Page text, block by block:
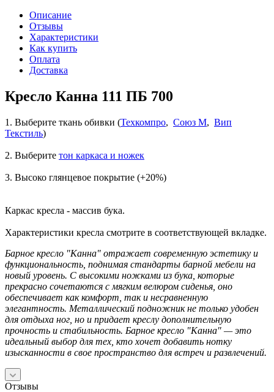
Описание
Отзывы
Характеристики
Как купить
Оплата
Доставка
Кресло Канна 111 ПБ 700
1. Выберите ткань обивки (Техкомпро, Союз М, Вип
Текстиль)
2. Выберите тон каркаса и ножек
3. Высоко глянцевое покрытие (+20%)
Каркас кресла - массив бука.
Характеристики кресла смотрите в соответствующей вкладке.
Барное кресло "Канна" отражает современную эстетику и
функциональность, поднимая стандарты барной мебели на
новый уровень. С высокими ножками из бука, которые
прекрасно сочетаются с мягким велюром сиденья, оно
обеспечивает как комфорт, так и несравненную
элегантность. Металлический подножник не только удобен
для отдыха ног, но и придает креслу дополнительную
прочность и стабильность. Барное кресло "Канна" — это
идеальный выбор для тех, кто хочет добавить нотку
изысканности в свое пространство для встреч и развлечений.
Отзывы